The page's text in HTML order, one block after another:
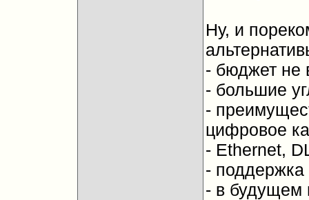
Ну, и
- бюджет не
- большие
-
цифровое
- Ethernet,
- поддержка
- в будущем